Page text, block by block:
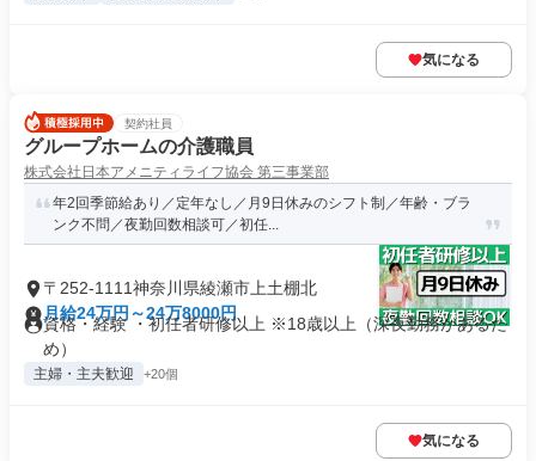
気になる
契約社員
グループホームの介護職員
株式会社日本アメニティライフ協会 第三事業部
年2回季節給あり／定年なし／月9日休みのシフト制／年齢・ブラ
ンク不問／夜勤回数相談可／初任...
〒252-1111神奈川県綾瀬市上土棚北
月給24万円～24万8000円
資格・経験 ・初任者研修以上 ※18歳以上（深夜勤務があるた
め）
主婦・主夫歓迎 +20個
気になる